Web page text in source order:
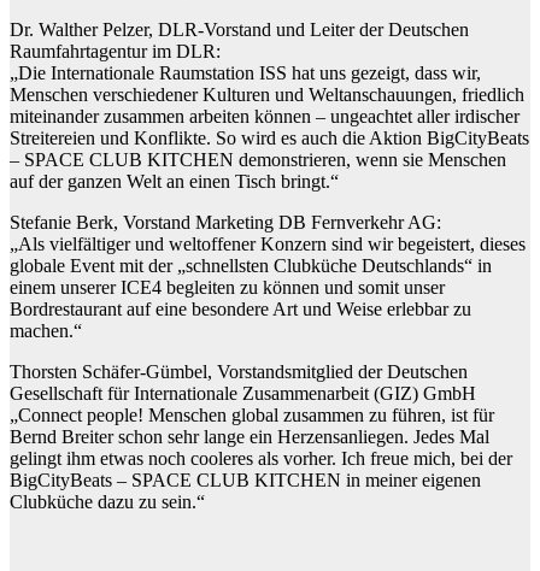
Dr. Walther Pelzer, DLR-Vorstand und Leiter der Deutschen
Raumfahrtagentur im DLR:
„Die Internationale Raumstation ISS hat uns gezeigt, dass wir,
Menschen verschiedener Kulturen und Weltanschauungen, friedlich
miteinander zusammen arbeiten können – ungeachtet aller irdischer
Streitereien und Konflikte. So wird es auch die Aktion BigCityBeats
– SPACE CLUB KITCHEN demonstrieren, wenn sie Menschen
auf der ganzen Welt an einen Tisch bringt.“
Stefanie Berk, Vorstand Marketing DB Fernverkehr AG:
„Als vielfältiger und weltoffener Konzern sind wir begeistert, dieses
globale Event mit der „schnellsten Clubküche Deutschlands“ in
einem unserer ICE4 begleiten zu können und somit unser
Bordrestaurant auf eine besondere Art und Weise erlebbar zu
machen.“
Thorsten Schäfer-Gümbel, Vorstandsmitglied der Deutschen
Gesellschaft für Internationale Zusammenarbeit (GIZ) GmbH
„Connect people! Menschen global zusammen zu führen, ist für
Bernd Breiter schon sehr lange ein Herzensanliegen. Jedes Mal
gelingt ihm etwas noch cooleres als vorher. Ich freue mich, bei der
BigCityBeats – SPACE CLUB KITCHEN in meiner eigenen
Clubküche dazu zu sein.“